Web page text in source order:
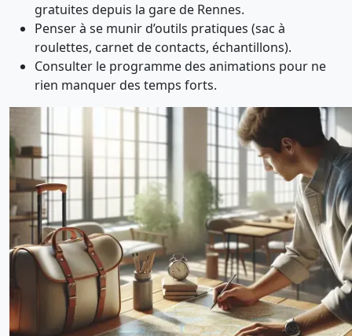
gratuites depuis la gare de Rennes.
Penser à se munir d’outils pratiques (sac à
roulettes, carnet de contacts, échantillons).
Consulter le programme des animations pour ne
rien manquer des temps forts.